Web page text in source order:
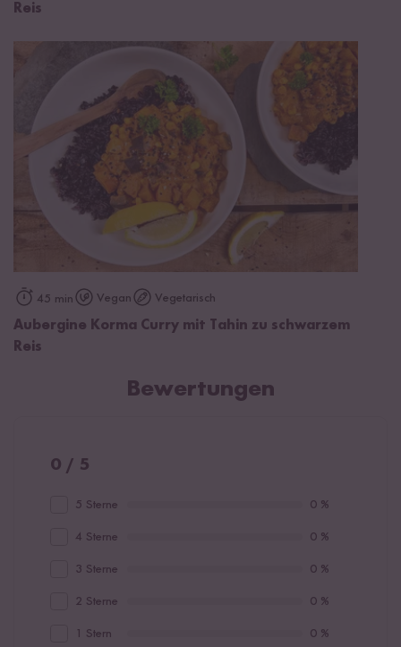
Reis
45 min Vegan Vegetarisch
Aubergine Korma Curry mit Tahin zu schwarzem
Reis
Bewertungen
0 / 5
5 Sterne 0 %
4 Sterne 0 %
3 Sterne 0 %
2 Sterne 0 %
1 Stern 0 %